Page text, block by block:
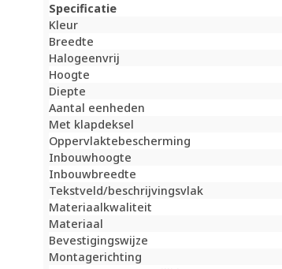
Specificatie
Kleur
Breedte
Halogeenvrij
Hoogte
Diepte
Aantal eenheden
Met klapdeksel
Oppervlaktebescherming
Inbouwhoogte
Inbouwbreedte
Tekstveld/beschrijvingsvlak
Materiaalkwaliteit
Materiaal
Bevestigingswijze
Montagerichting